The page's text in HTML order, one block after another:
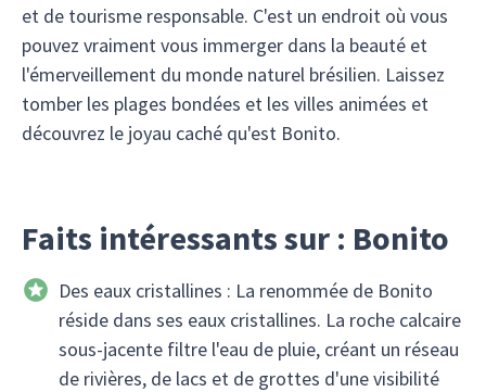
et de tourisme responsable. C'est un endroit où vous
pouvez vraiment vous immerger dans la beauté et
l'émerveillement du monde naturel brésilien. Laissez
tomber les plages bondées et les villes animées et
découvrez le joyau caché qu'est Bonito.
Faits intéressants sur : Bonito
Des eaux cristallines : La renommée de Bonito
réside dans ses eaux cristallines. La roche calcaire
sous-jacente filtre l'eau de pluie, créant un réseau
de rivières, de lacs et de grottes d'une visibilité